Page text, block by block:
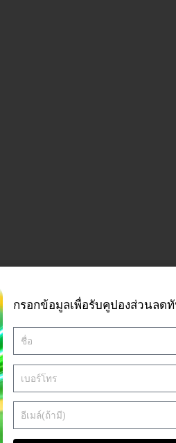
กรอกข้อมูลเพื่อรับคูปองส่วนลด